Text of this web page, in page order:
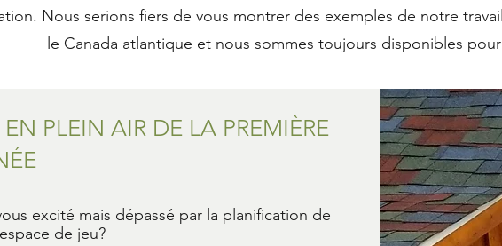
Nous serions fiers de vous montrer des exemples de notre
le Canada atlantique et nous sommes toujours disponibles
PLEIN AIR DE LA PREMIÈRE
excité mais dépassé par la planification de
de jeu?